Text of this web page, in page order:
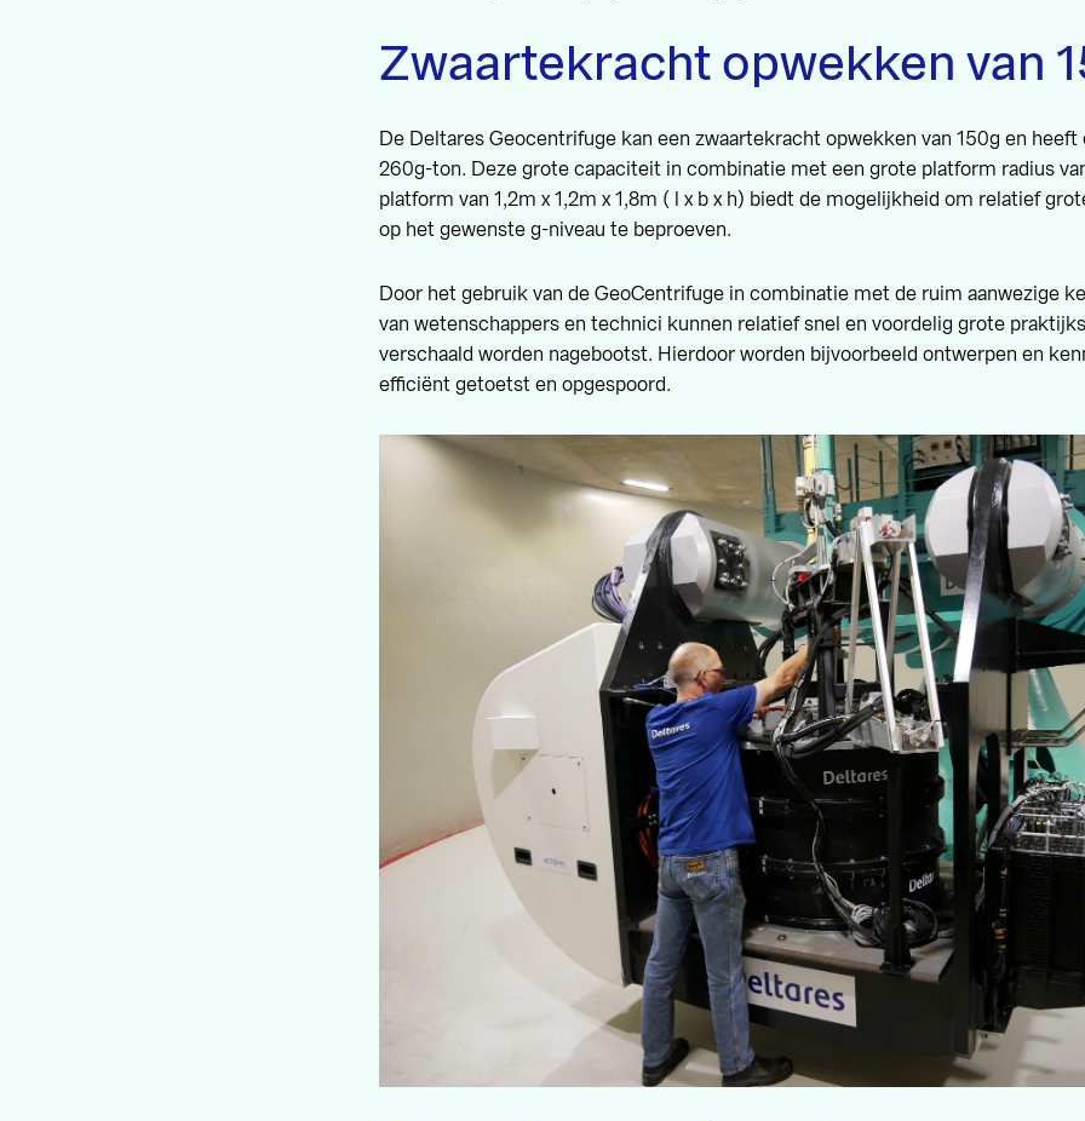
Zwaartekracht opwekken van
De Deltares Geocentrifuge kan een zwaartekracht opwekken van 150g en heeft
260g-ton. Deze grote capaciteit in combinatie met een grote platform radius
platform van 1,2m x 1,2m x 1,8m ( l x b x h) biedt de mogelijkheid om relatief
op het gewenste g-niveau te beproeven.
Door het gebruik van de GeoCentrifuge in combinatie met de ruim aanwezige
van wetenschappers en technici kunnen relatief snel en voordelig grote
verschaald worden nagebootst. Hierdoor worden bijvoorbeeld ontwerpen en
efficiënt getoetst en opgespoord.